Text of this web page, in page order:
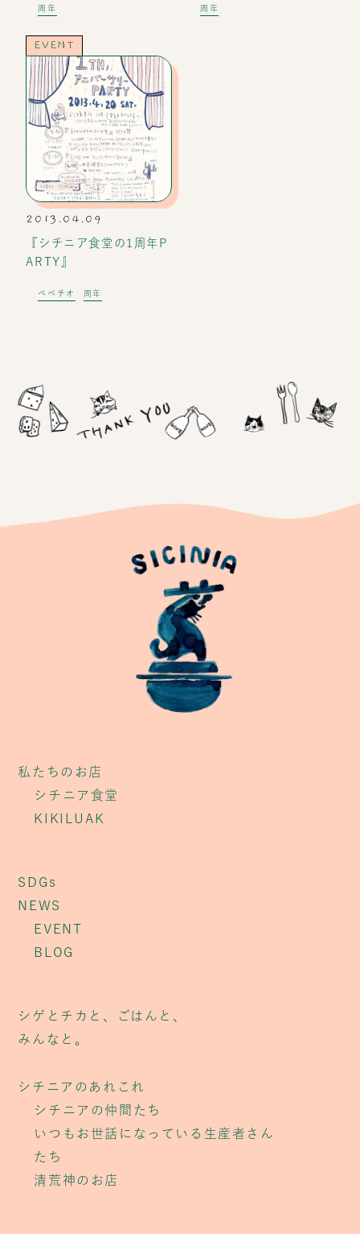
周年 周年
EVENT
2013.04.09
『シチニア食堂の1周年P
ARTY』
ベベチオ 周年
私たちのお店
シチニア食堂
KIKILUAK
SDGs
NEWS
EVENT
BLOG
シゲとチカと、ごはんと、
みんなと。
シチニアのあれこれ
シチニアの仲間たち
いつもお世話になっている生産者さん
たち
清荒神のお店